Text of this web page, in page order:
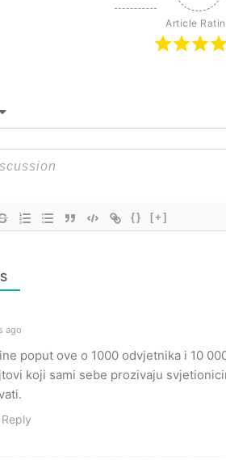
Article
{} [+]
ago
poput ove o 1000 odvjetnika i 10
koji sami sebe prozivaju
Reply